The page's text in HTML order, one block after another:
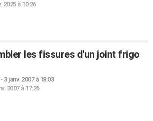
2025 à 10:26
les fissures d'un joint frigo
- 3 janv. 2007 à 18:03
2007 à 17:26